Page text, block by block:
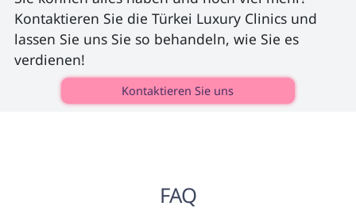
Kontaktieren Sie die Türkei Luxury Clinics und
lassen Sie uns Sie so behandeln, wie Sie es
verdienen!
Kontaktieren Sie uns
FAQ